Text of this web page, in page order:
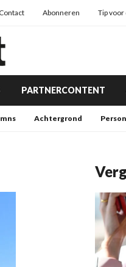
Contact Abonneren Tip
PARTNERCONTENT
Achtergrond